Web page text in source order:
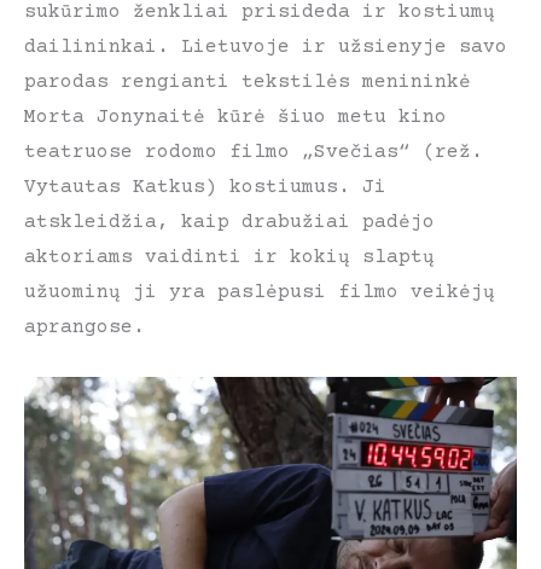
sukūrimo ženkliai prisideda ir kostiumų
dailininkai. Lietuvoje ir užsienyje savo
parodas rengianti tekstilės menininkė
Morta Jonynaitė kūrė šiuo metu kino
teatruose rodomo filmo „Svečias“ (rež.
Vytautas Katkus) kostiumus. Ji
atskleidžia, kaip drabužiai padėjo
aktoriams vaidinti ir kokių slaptų
užuominų ji yra paslėpusi filmo veikėjų
aprangose.